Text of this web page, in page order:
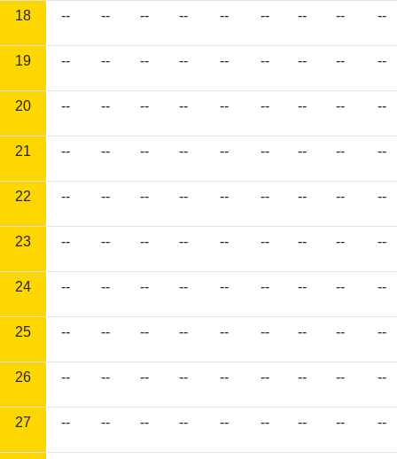
18 -- -- -- -- -- -- -- -- --
19 -- -- -- -- -- -- -- -- --
20 -- -- -- -- -- -- -- -- --
21 -- -- -- -- -- -- -- -- --
22 -- -- -- -- -- -- -- -- --
23 -- -- -- -- -- -- -- -- --
24 -- -- -- -- -- -- -- -- --
25 -- -- -- -- -- -- -- -- --
26 -- -- -- -- -- -- -- -- --
27 -- -- -- -- -- -- -- -- --